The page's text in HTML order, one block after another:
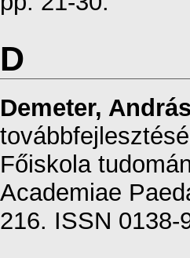
D
Demeter, András
Főiskola
Academiae
216. ISSN 0138-